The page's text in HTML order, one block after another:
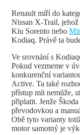
Renault míří do
Nissan X-Trail,
Kiu Sorento nebo
Kodiaq. Právě ta
Ve srovnání s
Pokud vezmeme v
konkurenční
Active. Ta také
přístup mít nemůže,
připlatit. Jenže
převodovkou a
Obě tyto varianty
motor samotný je